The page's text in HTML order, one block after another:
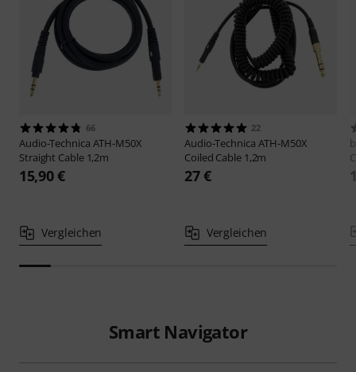
66
Audio-Technica ATH-M50X
Straight Cable 1,2m
15,90 €
Vergleichen
22
Audio-Technica ATH-M50X
Coiled Cable 1,2m
27 €
Vergleichen
Smart Navigator